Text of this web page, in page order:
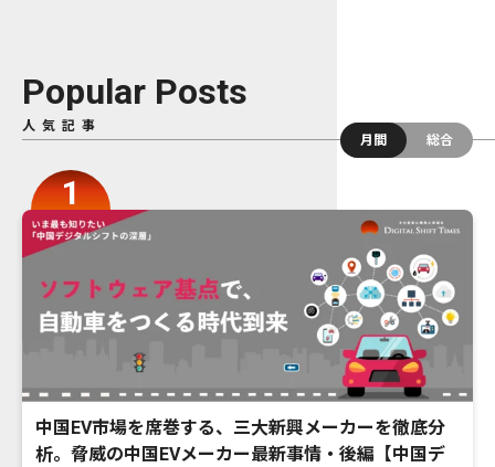
Popular Posts
人気記事
月間
総合
中国EV市場を席巻する、三大新興メーカーを徹底分
析。脅威の中国EVメーカー最新事情・後編【中国デ